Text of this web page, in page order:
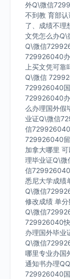
外Q\微信
不到教 育部
了、成绩不
文凭怎么办
Q\微信
729926040
上买文凭可
Q\微信
729926040
729926040
么办理国外假
业证Q\微信
信
729926040
加拿大哪里
理毕业证Q\
信
悉尼大学成绩
Q\微信
修改成绩 单
Q\微信
729926040
办理国外毕
Q\微信
哪里专业办国
通知书办理
729926040